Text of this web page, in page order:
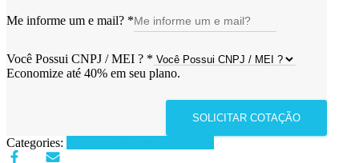
Me informe um e mail? *
Você Possui CNPJ / MEI ? *
Economize até 40% em seu plano.
SOLICITAR COTAÇÃO
Categories: